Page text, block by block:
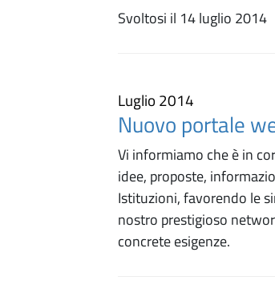
Svoltosi il 14 luglio 2014
Luglio 2014
Nuovo portale
Vi informiamo che è in
idee, proposte,
Istituzioni, favorendo le
nostro prestigioso
concrete esigenze.